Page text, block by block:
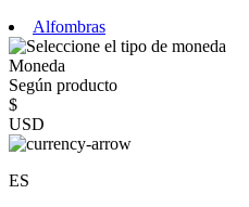
Alfombras
Moneda
Según producto
$
USD
ES